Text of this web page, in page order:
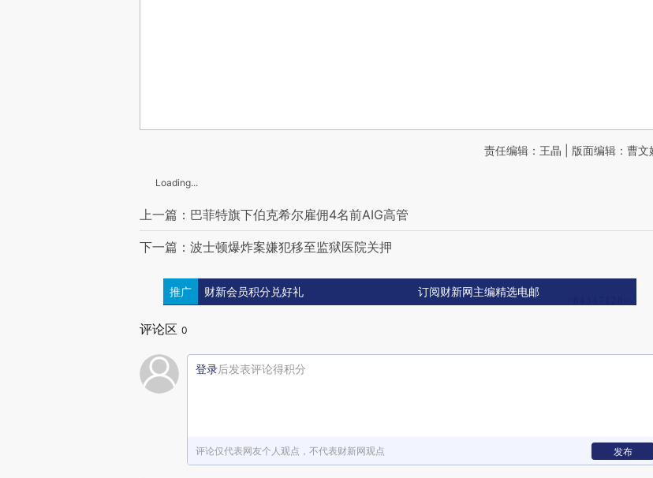
责任编辑：王晶 | 版面编辑：曹文
Loading...
上一篇：巴菲特旗下伯克希尔雇佣4名前AIG高管
下一篇：波士顿爆炸案嫌犯移至监狱医院关押
推广 财新会员积分兑好礼 订阅财新网主编精选电邮
评论区 0
登录后发表评论得积分
评论仅代表网友个人观点，不代表财新网观点 发布